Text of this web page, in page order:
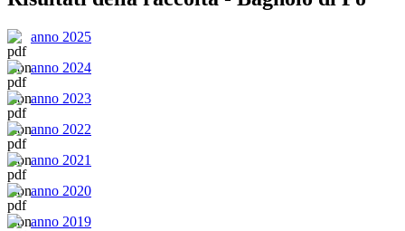
anno 2025
anno 2024
anno 2023
anno 2022
anno 2021
anno 2020
anno 2019